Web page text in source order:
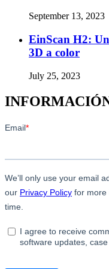
September 13, 2023
EinScan H2: Un
3D a color
July 25, 2023